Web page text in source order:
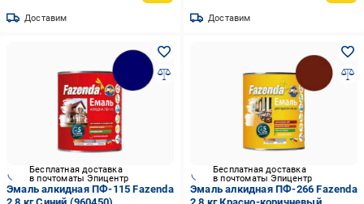
Доставим Доставим
Бесплатная доставка
в почтоматы Эпицентр
Эмаль алкидная ПФ-115 Fazenda
Бесплатная доставка
в почтоматы Эпицентр
Эмаль алкидная ПФ-266 Fazenda